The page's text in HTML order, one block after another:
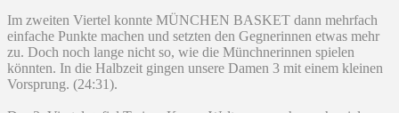
Im zweiten Viertel konnte MÜNCHEN BASKET dann mehrfach
einfache Punkte machen und setzten den Gegnerinnen etwas mehr
zu. Doch noch lange nicht so, wie die Münchnerinnen spielen
könnten. In die Halbzeit gingen unsere Damen 3 mit einem kleinen
Vorsprung. (24:31).